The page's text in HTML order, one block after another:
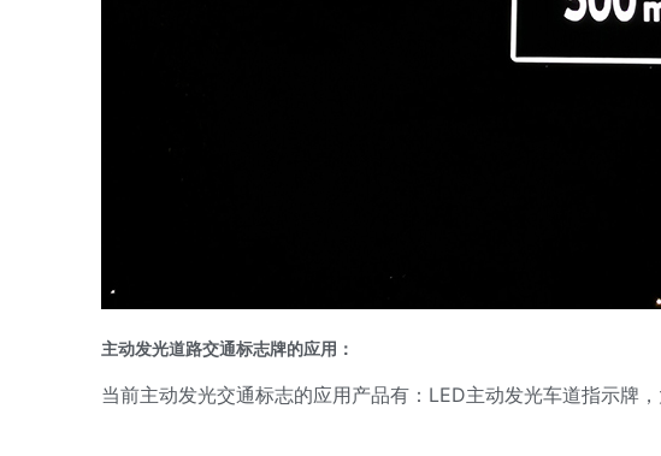
主动发光道路交通标志牌的应用：
当前主动发光交通标志的应用产品有：LED主动发光车道指示牌